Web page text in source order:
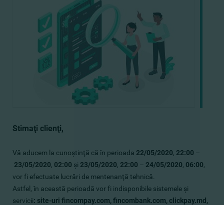
Stimaţi clienţi,
Vă aducem la cunoştinţă că în perioada 22/05/2020 22:00 –
23/05/2020 02:00 şi 23/05/2020 22:00 – 24/05/2020 06:00
vor fi efectuate lucrări de mentenanţă tehnică.
Astfel, în această perioadă vor fi indisponibile sistemele şi
servicii: site-uri fincompay.com, fincombank.com, clickpay.md,